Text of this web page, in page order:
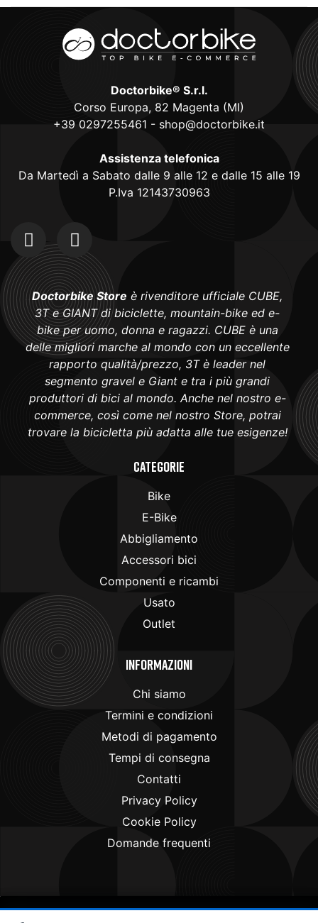
Doctorbike® S.r.l.
Corso Europa, 82 Magenta (MI)
+39 0297255461 - shop@doctorbike.it
Assistenza telefonica
Da Martedì a Sabato dalle 9 alle 12 e dalle 15 alle 19
P.Iva 12143730963
Doctorbike Store è rivenditore ufficiale CUBE,
3T e GIANT di biciclette, mountain-bike ed e-
bike per uomo, donna e ragazzi. CUBE è una
delle migliori marche al mondo con un eccellente
rapporto qualità/prezzo, 3T è leader nel
segmento gravel e Giant e tra i più grandi
produttori di bici al mondo. Anche nel nostro e-
commerce, così come nel nostro Store, potrai
trovare la bicicletta più adatta alle tue esigenze!
Categorie
Bike
E-Bike
Abbigliamento
Accessori bici
Componenti e ricambi
Usato
Outlet
Informazioni
Chi siamo
Termini e condizioni
Metodi di pagamento
Tempi di consegna
Contatti
Privacy Policy
Cookie Policy
Domande frequenti